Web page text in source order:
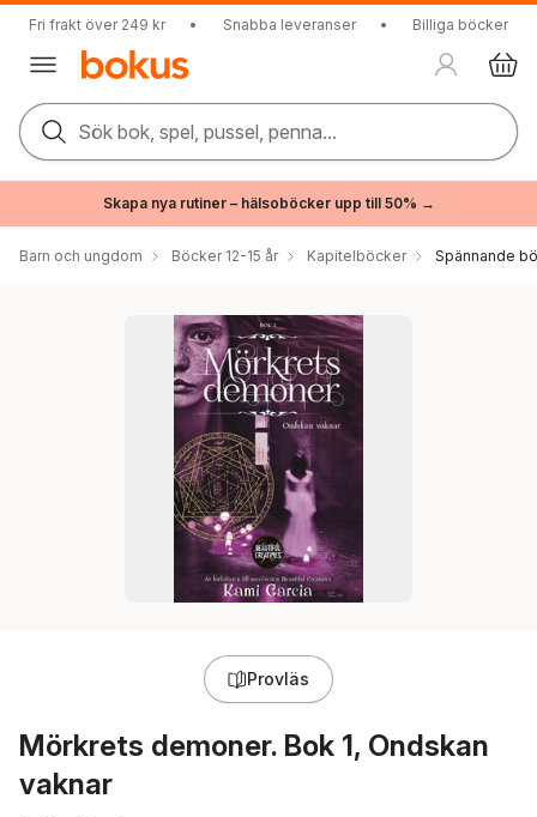
Fri frakt över 249 kr • Snabba leveranser • Billiga böcker
Sök bok, spel, pussel, penna...
Skapa nya rutiner – hälsoböcker upp till 50% →
Barn och ungdom Böcker 12-15 år Kapitelböcker Spännande
Provläs
Mörkrets demoner. Bok 1, Ondskan
vaknar